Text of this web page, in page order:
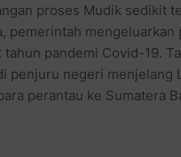
proses Mudik sedikit
pemerintah
tahun pandemi Covid-19.
penjuru negeri menjelang
perantau ke Sumatera